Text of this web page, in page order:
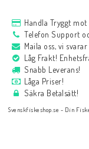
Handla Tryggt mot
Telefon Support
Maila oss, vi
Låg Frakt!
Snabb Leverans!
Låga Priser!
Säkra Betalsätt!
Svenskfiskeshop.se - Din